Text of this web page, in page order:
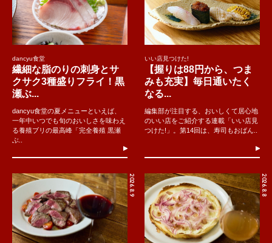
dancyu食堂
繊細な脂のりの刺身とサ
クサク3種盛りフライ！黒
瀬ぶ...
dancyu食堂の夏メニューといえば、
一年中いつでも旬のおいしさを味わえ
る養殖ブリの最高峰「完全養殖 黒瀬
ぶ..
いい店見つけた!
【握りは88円から、つま
みも充実】毎日通いたく
なる...
編集部が注目する、おいしくて居心地
のいい店をご紹介する連載「いい店見
つけた!」。第14回は、寿司もおばん..
2026.8.9 2026.8.8